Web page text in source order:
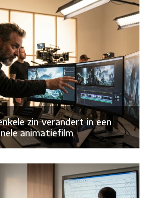
zin verandert in een
animatiefilm